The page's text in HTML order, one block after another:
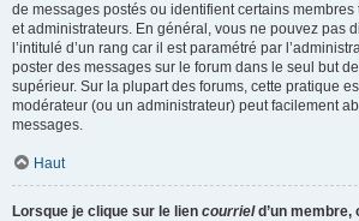
de messages postés ou identifient certains
et administrateurs. En général, vous ne pouvez pas
l’intitulé d’un rang car il est paramétré par
poster des messages sur le forum dans le seul but
supérieur. Sur la plupart des forums, cette pratique
modérateur (ou un administrateur) peut facilement
messages.
Haut
Lorsque je clique sur le lien courrield’un membre,